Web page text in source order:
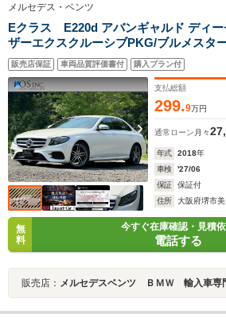
メルセデス・ベンツ
Eクラス E220d アバンギャルド ディ
ザーエクスクルーシブPKG/ブルメスタ
PKG/全周囲カメラ/パワートランク/黒革/
ト・シートメモリー/全席シートヒーター
イト/ETC/純正AW
販売店保証 車両品質評価書付 購入プラン付
支払総額
299.9万円
通常ローン 月々
年式 2018年
車検
'27/06
保証
保証付
住所
大阪府堺市
無
料
今すぐ在庫確認・見積
電話する
販売店： メルセデスベンツ ＢＭＷ 輸入車専